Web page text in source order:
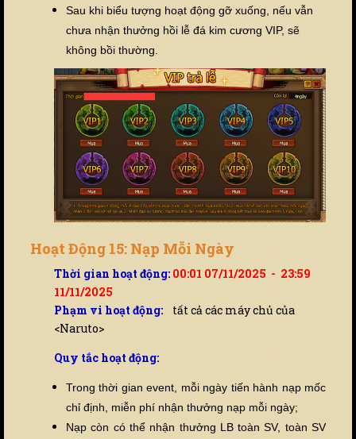
Sau khi biểu tượng hoạt động gỡ xuống, nếu vẫn
chưa nhận thưởng hồi lễ đá kim cương VIP, sẽ
không bồi thường.
Hoạt Động 15: Nạp Mỗi Ngày
Thời gian hoạt động: 00:01 07/11/2025 - 23:59
11/11/2025
Phạm vi hoạt động: tất cả các máy chủ của
<Naruto>
Quy tắc hoạt động:
Trong thời gian event, mỗi ngày tiến hành nạp mốc
chỉ định, miễn phí nhận thưởng nạp mỗi ngày;
Nạp còn có thể nhận thưởng LB toàn SV, toàn SV